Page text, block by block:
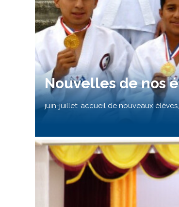
Nouvelles de nos
juin-juillet: accueil de nouveaux